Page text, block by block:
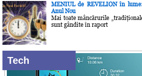
MENIUL de REVELION în
Anul Nou
Mai toate mâncărurile
sunt gândite în raport
Tech